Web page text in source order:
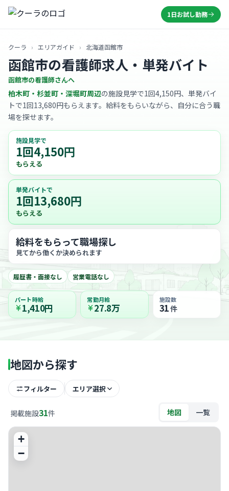
1日お試し勤務
クーラ › エリアガイド › 北海道函館市
函館市の看護師求人・単発バイト
函館市の看護師さんへ
柏木町・杉並町・深堀町周辺の施設見学で1回4,150円、単発バイ
トで1回13,680円もらえます。給料をもらいながら、自分に合う職
場を探せます。
施設見学で
1回4,150円
もらえる
単発バイトで
1回13,680円
もらえる
給料をもらって職場探し
見てから働くか決められます
履歴書・面接なし 営業電話なし
パート時給
1,410円
常勤月給
27.8万
施設数
31件
地図から探す
フィルター エリア選択
掲載施設31件 地図 一覧
+
−